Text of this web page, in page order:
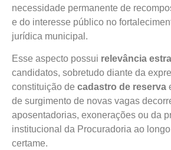
necessidade permanente de
e do interesse público no
jurídica municipal.
Esse aspecto possui relevância
candidatos, sobretudo diante da
constituição de cadastro de reserva
de surgimento de novas vagas
aposentadorias, exonerações ou da
institucional da Procuradoria ao
certame.